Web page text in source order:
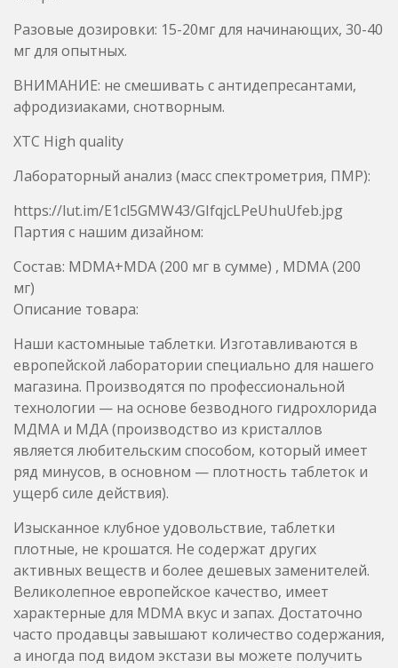
XTC High quality
Лабораторный анализ (масс спектрометрия, ПМР):
https://lut.im/E1cl5GMW43/GIfqjcLPeUhuUfeb.jpg
Партия с нашим дизайном:
Состав: MDMA+MDA (200 мг в сумме) , MDMA (200
мг)
Наши кастомныые таблетки. Изготавливаются в
магазина. Производятся по профессиональной
технологии — на основе безводного гидрохлорида
МДМА и МДА (производство из кристаллов
является любительским способом, который имеет
ряд минусов, в основном — плотность таблеток и
ущерб силе действия).
Изысканное клубное удовольствие, таблетки
плотные, не крошатся. Не содержат других
активных веществ и более дешевых заменителей.
Великолепное европейское качество, имеет
характерные для MDMA вкус и запах. Достаточно
часто продавцы завышают количество содержания,
а иногда под видом экстази вы можете получить
таблетки вообще не содержащие MDMA,MDA а
дешевые и более токсичные заменители, такие как:
MDEA, MDAI, 5-APB, амфетамин и так далее. В купе с
умеренной стимуляцией и приятными волнами
подарят безгранично положительные впечатления.